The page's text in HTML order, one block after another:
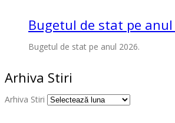
Bugetul de stat pe anul
Bugetul de stat pe anul 2026.
Arhiva Stiri
Arhiva Stiri